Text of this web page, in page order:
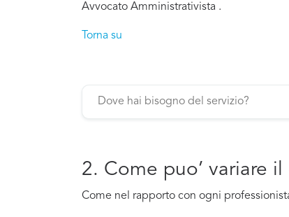
Avvocato Amministrativista .
Torna su
2. Come puo’ variare
Come nel rapporto con ogni